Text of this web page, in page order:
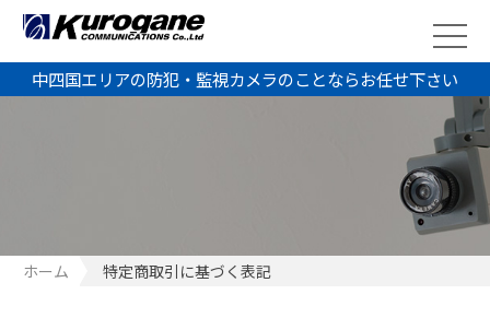
中四国エリアの防犯・監視カメラのことならお任せ下さい
ホーム 特定商取引に基づく表記